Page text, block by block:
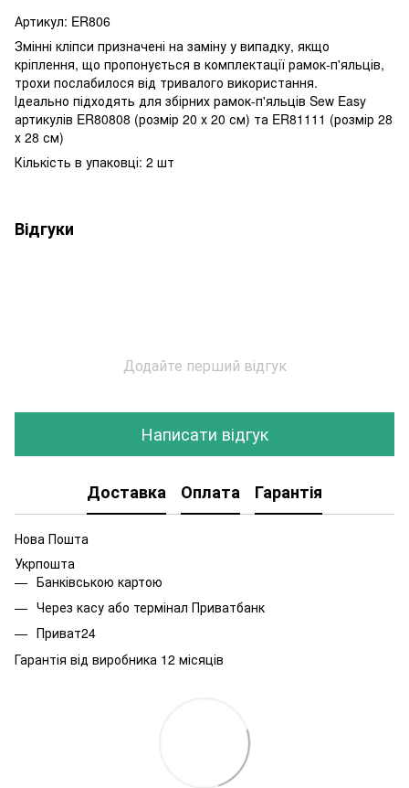
Артикул: ER806
Змінні кліпси призначені на заміну у випадку, якщо
кріплення, що пропонується в комплектації рамок-п'яльців,
трохи послабилося від тривалого використання.
Ідеально підходять для збірних рамок-п'яльців Sew Easy
артикулів ER80808 (розмір 20 х 20 см) та ER81111 (розмір 28
х 28 см)
Кількість в упаковці: 2 шт
Відгуки
Додайте перший відгук
Написати відгук
Доставка Оплата Гарантія
Нова Пошта
Укрпошта
Банківською картою
Через касу або термінал Приватбанк
Приват24
Гарантія від виробника 12 місяців